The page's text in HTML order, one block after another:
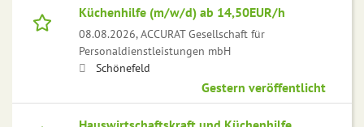
Küchenhilfe (m/w/d) ab 14,50EUR/h
08.08.2026,ACCURAT Gesellschaft für
Personaldienstleistungen mbH
Schönefeld
Gestern veröffentlicht